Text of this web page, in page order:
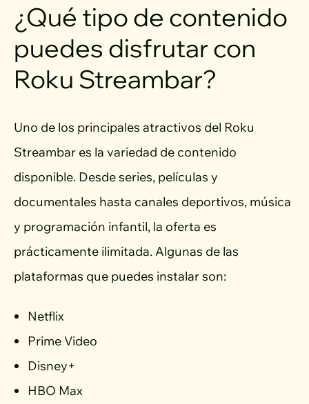
¿Qué tipo de contenido
puedes disfrutar con
Roku Streambar?
Uno de los principales atractivos del Roku
Streambar es la variedad de contenido
disponible. Desde series, películas y
documentales hasta canales deportivos, música
y programación infantil, la oferta es
prácticamente ilimitada. Algunas de las
plataformas que puedes instalar son:
Netflix
Prime Video
Disney+
HBO Max